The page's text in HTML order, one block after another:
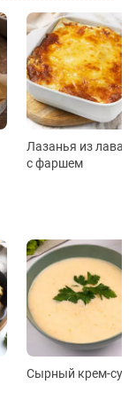
Лазанья из
с фаршем
Сырный крем-суп